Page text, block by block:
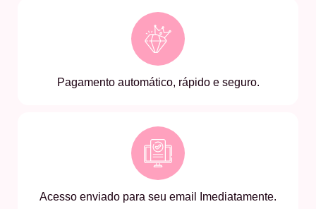
Pagamento automático, rápido e seguro.
Acesso enviado para seu email Imediatamente.